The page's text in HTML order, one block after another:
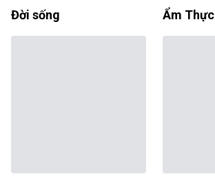
Đời sống Ẩm Thực